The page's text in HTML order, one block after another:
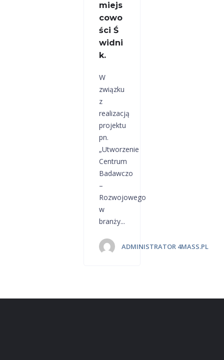
miejs
cowo
ści Ś
widni
k.
W
związku
z
realizacją
projektu
pn.
„Utworzenie
Centrum
Badawczo
–
Rozwojowego
w
branży...
ADMINISTRATOR 4MASS.PL